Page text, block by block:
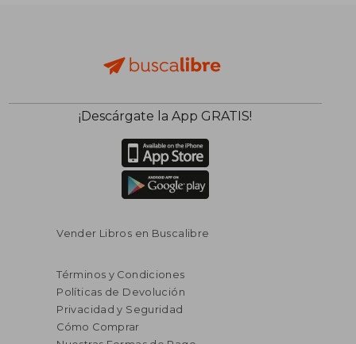
45%
$ 65.51
45%
dcto.
¡Descárgate la App GRATIS!
Vender Libros en Buscalibre
Términos y Condiciones
Políticas de Devolución
Privacidad y Seguridad
Cómo Comprar